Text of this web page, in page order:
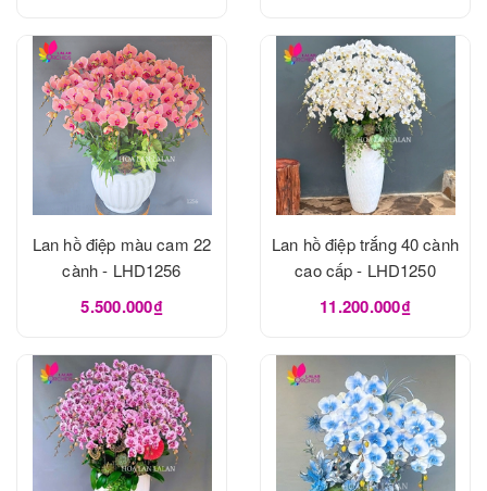
Lan hồ điệp màu cam 22
cành - LHD1256
5.500.000₫
Lan hồ điệp trắng 40 cành
cao cấp - LHD1250
11.200.000₫